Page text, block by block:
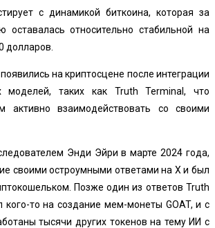
с динамикой биткоина, которая за
относительно стабильной на
долларов.
на криптосцене после интеграции
моделей, таких как Truth Terminal, что
активно взаимодействовать со своими
Энди Эйри в марте 2024 года,
своими остроумными ответами на X и был
Позже один из ответов Truth
кого-то на создание мем-монеты GOAT, и с
тысячи других токенов на тему ИИ с